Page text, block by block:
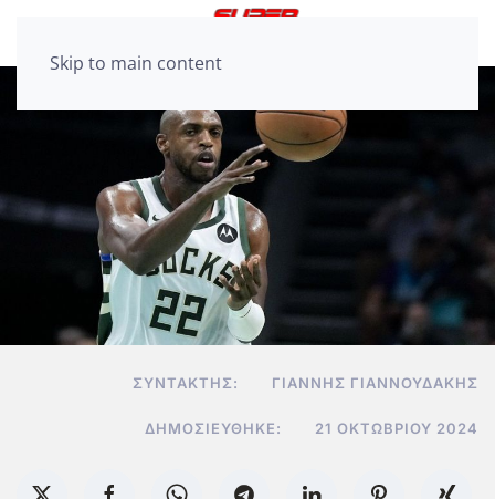
Skip to main content
ΣΥΝΤΆΚΤΗΣ: ΓΙΆΝΝΗΣ ΓΙΑΝΝΟΥΔΆΚΗΣ
ΔΗΜΟΣΙΕΎΘΗΚΕ: 21 ΟΚΤΩΒΡΊΟΥ 2024